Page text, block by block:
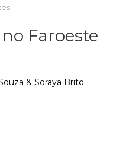
Faroeste
& Soraya Brito